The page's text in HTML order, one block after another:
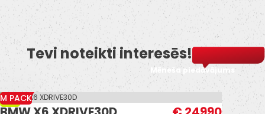
Tevi noteikti interesēs!
Mēneša piedāvājums
-4%
M PACK